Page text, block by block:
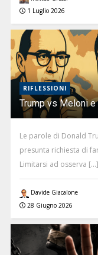
1 Luglio 2026
RIFLESSIONI
Trump vs Meloni
Le parole di Donald
presunta richiesta di
Limitarsi ad osserva [...]
Davide Giacalone
28 Giugno 2026